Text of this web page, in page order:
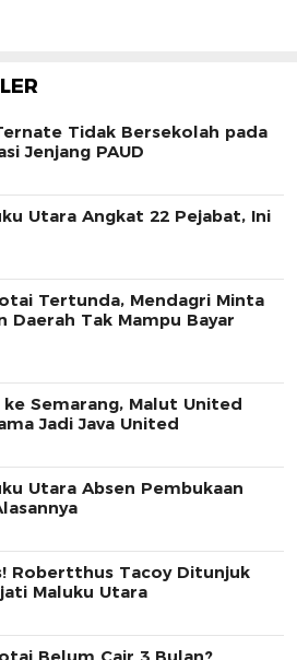
Tidak Bersekolah pada
Jenjang PAUD
Utara Angkat 22 Pejabat, Ini
Tertunda, Mendagri Minta
Daerah Tak Mampu Bayar
ke Semarang, Malut United
Jadi Java United
Utara Absen Pembukaan
Robertthus Tacoy Ditunjuk
Maluku Utara